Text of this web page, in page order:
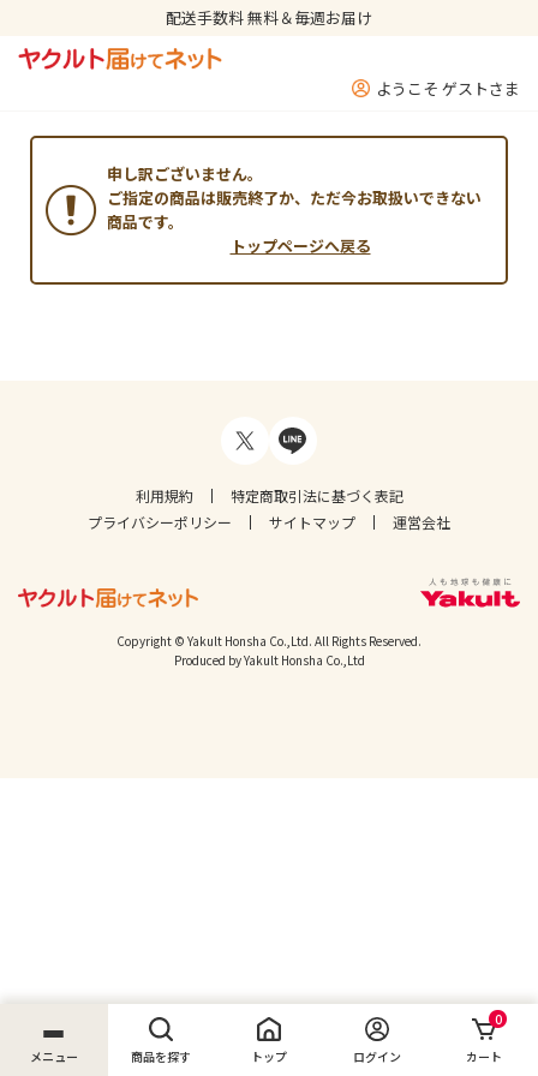
配送手数料 無料＆毎週お届け
ようこそ ゲストさま
メニュー 商品を探す トップ ログイン
0
カート
申し訳ございません。
ご指定の商品は販売終了か、ただ今お取扱いできない
商品です。
トップページへ戻る
利用規約
特定商取引法に基づく表記
プライバシーポリシー
サイトマップ 運営会社
Copyright © Yakult Honsha Co.,Ltd. All Rights Reserved.
Produced by Yakult Honsha Co.,Ltd